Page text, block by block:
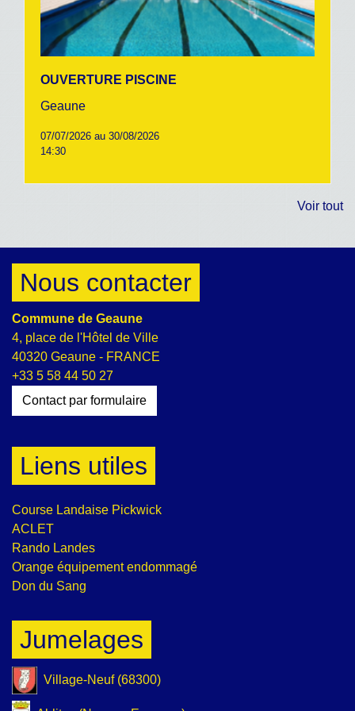
OUVERTURE PISCINE
Geaune
07/07/2026 au 30/08/2026
14:30
Voir tout
Nous contacter
Commune de Geaune
4, place de l'Hôtel de Ville
40320 Geaune - FRANCE
+33 5 58 44 50 27
Contact par formulaire
Liens utiles
Course Landaise Pickwick
ACLET
Rando Landes
Orange équipement endommagé
Don du Sang
Jumelages
Village-Neuf (68300)